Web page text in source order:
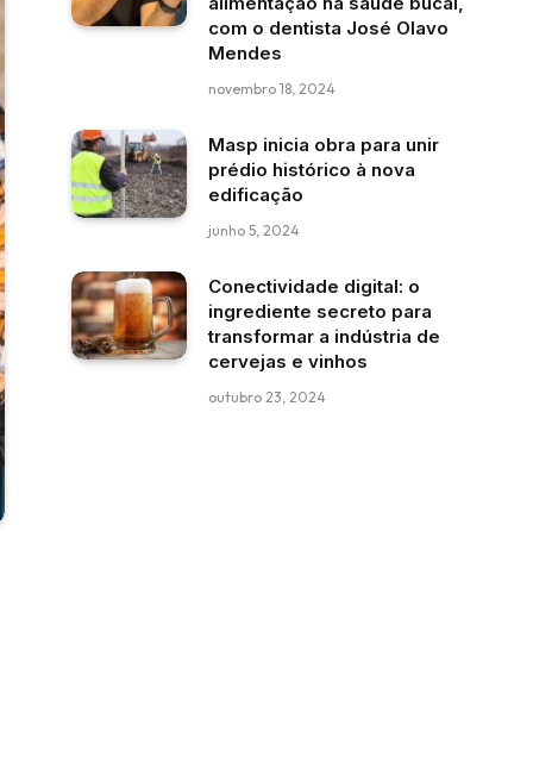
com o dentista José Olavo
Mendes
novembro 18, 2024
Masp inicia obra para unir
prédio histórico à nova
edificação
junho 5, 2024
Conectividade digital: o
ingrediente secreto para
transformar a indústria de
cervejas e vinhos
outubro 23, 2024